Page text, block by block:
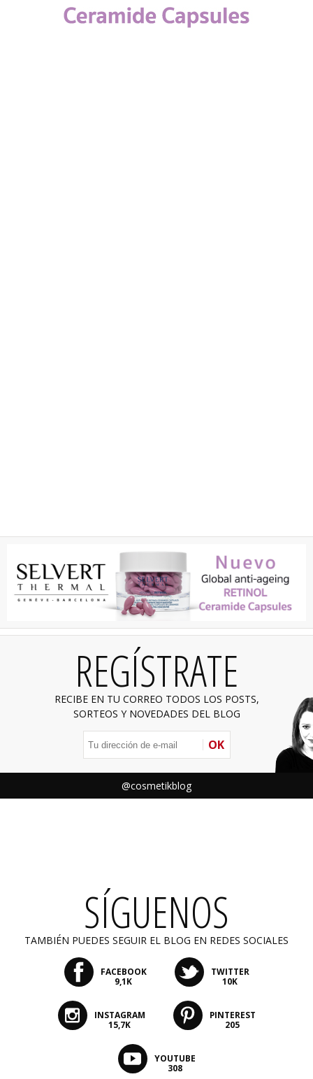
REGÍSTRATE
RECIBE EN TU CORREO TODOS LOS POSTS,
SORTEOS Y NOVEDADES DEL BLOG
OK
@cosmetikblog
SÍGUENOS
TAMBIÉN PUEDES SEGUIR EL BLOG EN REDES SOCIALES
FACEBOOK
9,1K
TWITTER
10K
INSTAGRAM
15,7K
PINTEREST
205
YOUTUBE
308